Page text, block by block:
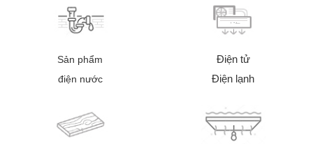
Sản phẩm
điện nước
Điện tử
Điện lạnh